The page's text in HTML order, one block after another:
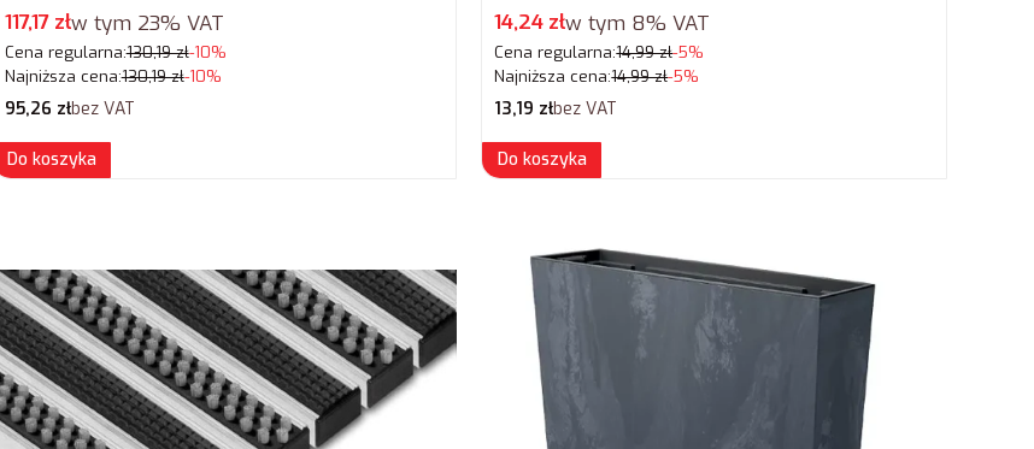
Cena promocyjna brutto
117,17 złw tym 23% VAT
Cena regularna:130,19 zł-10%
Najniższa cena:130,19 zł-10%
Cena netto
95,26 złbez VAT
Do koszyka
Cena promocyjna brutto
14,24 złw tym 8%VAT
Cena regularna:14,99 zł-5%
Najniższa cena:14,99 zł-5%
Cena netto
13,19 złbez VAT
Do koszyka